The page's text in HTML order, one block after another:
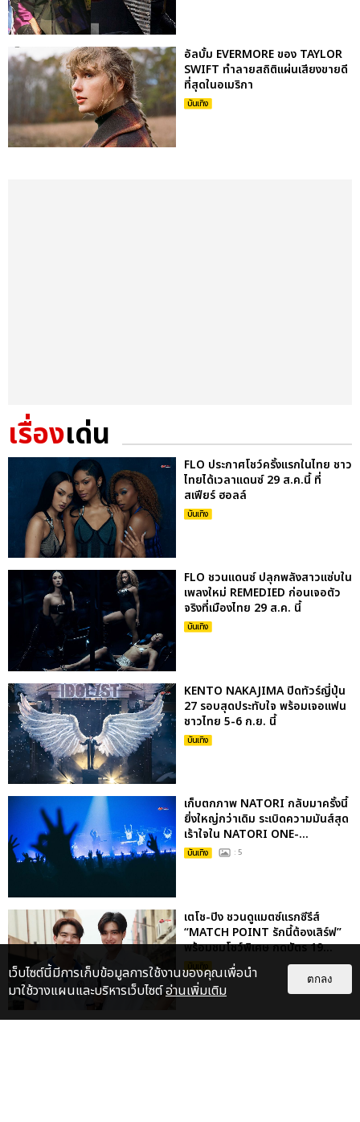
อัลบั้ม EVERMORE ของ TAYLOR
SWIFT ทำลายสถิติแผ่นเสียงขายดี
ที่สุดในอเมริกา
บันเทิง
เรื่องเด่น
FLO ประกาศโชว์ครั้งแรกในไทย ชาว
ไทยได้เวลาแดนซ์ 29 ส.ค.นี้ ที่
สเฟียร์ ฮอลล์
บันเทิง
FLO ชวนแดนซ์ ปลุกพลังสาวแซ่บใน
เพลงใหม่ REMEDIED ก่อนเจอตัว
จริงที่เมืองไทย 29 ส.ค. นี้
บันเทิง
KENTO NAKAJIMA ปิดทัวร์ญี่ปุ่น
27 รอบสุดประทับใจ พร้อมเจอแฟน
ชาวไทย 5-6 ก.ย. นี้
บันเทิง
เก็บตกภาพ NATORI กลับมาครั้งนี้
ยิ่งใหญ่กว่าเดิม ระเบิดความมันส์สุด
เร้าใจใน NATORI ONE-...
บันเทิง : 5
เตโช-ปิง ชวนดูแมตซ์แรกซีรีส์
“MATCH POINT รักนี้ต้องเสิร์ฟ”
พร้อมชมโชว์พิเศษ กดบัตร 19...
บันเทิง
เว็บไซต์นี้มีการเก็บข้อมูลการใช้งานของคุณเพื่อนำ
มาใช้วางแผนและบริหารเว็บไซต์อ่านเพิ่มเติม
ตกลง